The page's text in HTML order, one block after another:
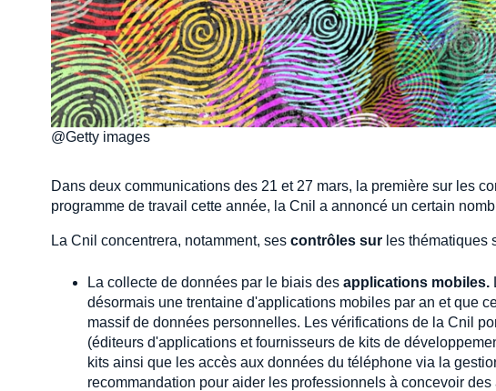
@Getty images
Dans deux communications des 21 et 27 mars, la première sur les
programme de travail cette année, la Cnil a annoncé un certain
La Cnil concentrera, notamment, ses contrôles sur les thématiques
La collecte de données par le biais des applications mobiles.
désormais une trentaine d'applications mobiles par an et que
massif de données personnelles. Les vérifications de la Cnil
(éditeurs d'applications et fournisseurs de kits de
kits ainsi que les accès aux données du téléphone via la
recommandation pour aider les professionnels à concevoir